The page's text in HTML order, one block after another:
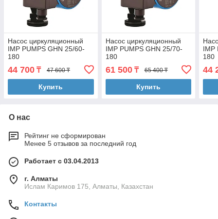
Насос циркуляционный
IMP PUMPS GHN 25/60-
180
44 700 ₸ 47 600 ₸
Купить
Насос циркуляционный
IMP PUMPS GHN 25/70-
180
61 500₸ 65 400 ₸
Купить
IMP
180
44
О нас
Рейтинг не сформирован
Менее 5 отзывов за последний год
Работает с 03.04.2013
г. Алматы
Ислам Каримов 175, Алматы, Казахстан
Контакты